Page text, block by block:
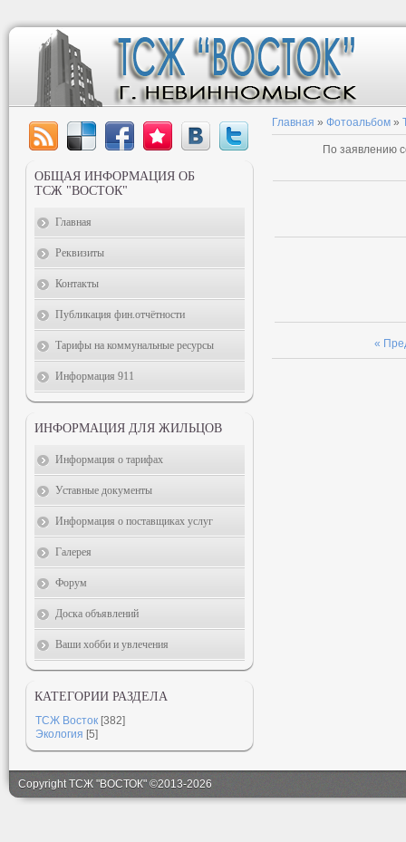
Главная » Фотоальбом »
По заявлению
«
ОБЩАЯ ИНФОРМАЦИЯ ОБ
ТСЖ "ВОСТОК"
Главная
Реквизиты
Контакты
Публикация фин.отчётности
Тарифы на коммунальные ресурсы
Информация 911
ИНФОРМАЦИЯ ДЛЯ ЖИЛЬЦОВ
Информация о тарифах
Уставные документы
Информация о поставщиках услуг
Галерея
Форум
Доска объявлений
Ваши хобби и увлечения
КАТЕГОРИИ РАЗДЕЛА
ТСЖ Восток [382]
Экология [5]
Copyright ТСЖ "ВОСТОК" ©2013-2026